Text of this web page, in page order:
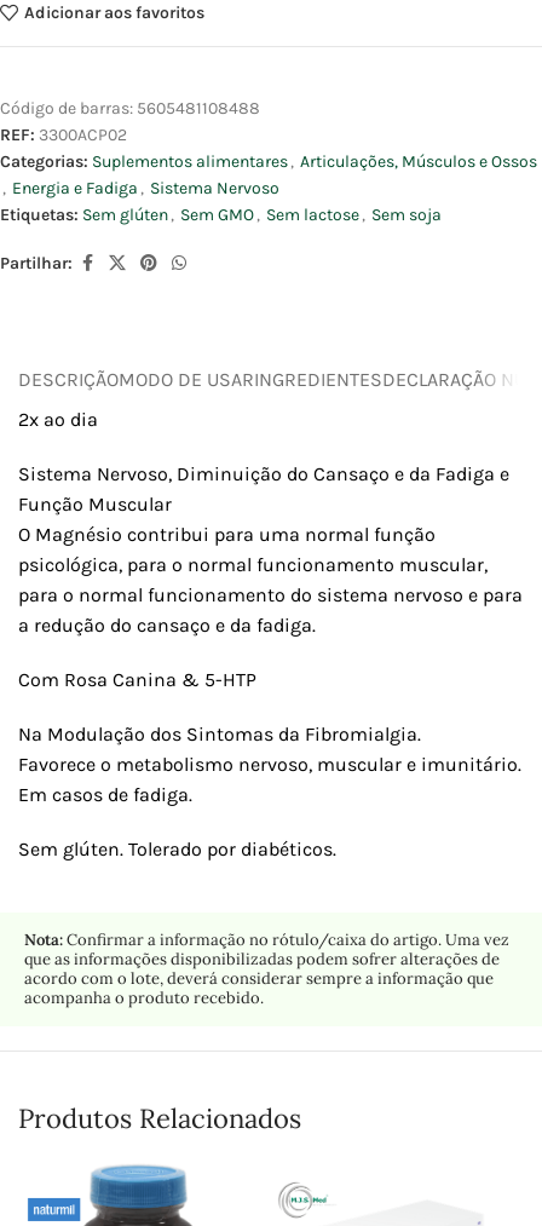
Adicionar aos favoritos
Código de barras: 5605481108488
REF: 3300ACP02
Categorias: Suplementos alimentares, Articulações, Músculos e Ossos
, Energia e Fadiga , Sistema Nervoso
Etiquetas: Sem glúten, Sem GMO, Sem lactose, Sem soja
Partilhar:
DESCRIÇÃOMODO DE USARINGREDIENTESDECLARAÇÃO
2x ao dia
Sistema Nervoso, Diminuição do Cansaço e da Fadiga e
Função Muscular
O Magnésio contribui para uma normal função
psicológica, para o normal funcionamento muscular,
para o normal funcionamento do sistema nervoso e para
a redução do cansaço e da fadiga.
Com Rosa Canina & 5-HTP
Na Modulação dos Sintomas da Fibromialgia.
Favorece o metabolismo nervoso, muscular e imunitário.
Em casos de fadiga.
Sem glúten. Tolerado por diabéticos.
Nota:Confirmar a informação no rótulo/caixa do artigo. Uma vez
que as informações disponibilizadas podem sofrer alterações de
acordo com o lote, deverá considerar sempre a informação que
acompanha o produto recebido.
Produtos Relacionados